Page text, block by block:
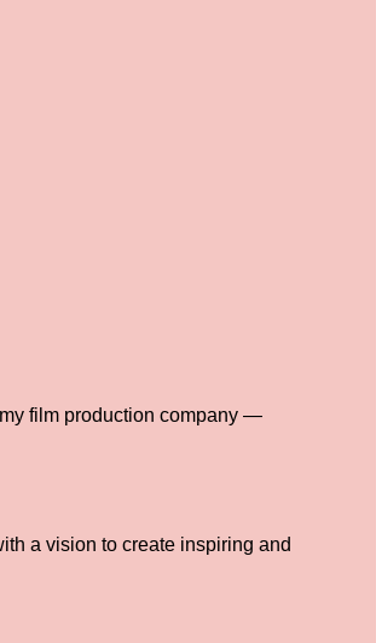
film production company —
a vision to create inspiring and